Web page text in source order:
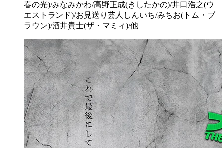
春の光)/みなみかわ/高野正成(きしたかの)/井口浩之(ウ
エストランド)/お見送り芸人しんいち/みちお(トム・ブ
ラウン)/酒井貴士(ザ・マミィ)/他